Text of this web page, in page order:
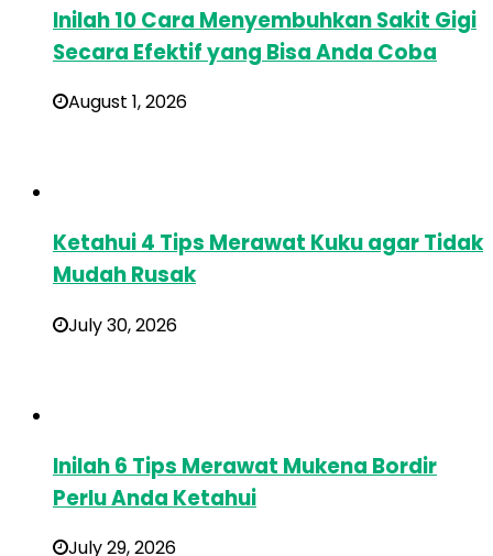
Inilah 10 Cara Menyembuhkan Sakit Gigi
Secara Efektif yang Bisa Anda Coba
August 1, 2026
Ketahui 4 Tips Merawat Kuku agar Tidak
Mudah Rusak
July 30, 2026
Inilah 6 Tips Merawat Mukena Bordir
Perlu Anda Ketahui
July 29, 2026